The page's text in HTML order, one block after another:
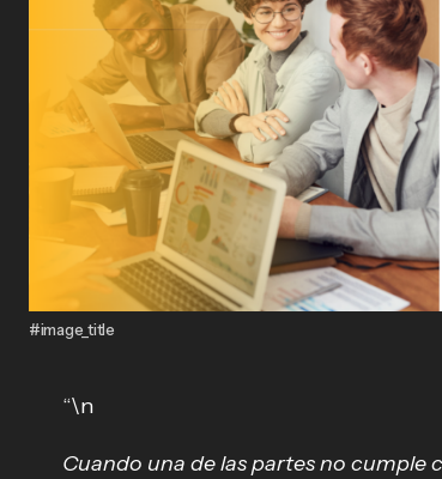
#image_title
“\n
Cuando una de las partes no cumple